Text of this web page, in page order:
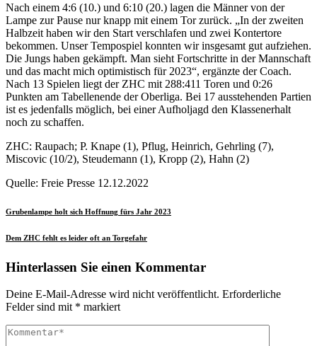
Nach einem 4:6 (10.) und 6:10 (20.) lagen die Männer von der
Lampe zur Pause nur knapp mit einem Tor zurück. „In der zweiten
Halbzeit haben wir den Start verschlafen und zwei Kontertore
bekommen. Unser Tempospiel konnten wir insgesamt gut aufziehen.
Die Jungs haben gekämpft. Man sieht Fortschritte in der Mannschaft
und das macht mich optimistisch für 2023“, ergänzte der Coach.
Nach 13 Spielen liegt der ZHC mit 288:411 Toren und 0:26
Punkten am Tabellenende der Oberliga. Bei 17 ausstehenden Partien
ist es jedenfalls möglich, bei einer Aufholjagd den Klassenerhalt
noch zu schaffen.
ZHC: Raupach; P. Knape (1), Pflug, Heinrich, Gehrling (7),
Miscovic (10/2), Steudemann (1), Kropp (2), Hahn (2)
Quelle: Freie Presse 12.12.2022
Grubenlampe holt sich Hoffnung fürs Jahr 2023
Dem ZHC fehlt es leider oft an Torgefahr
Hinterlassen Sie einen Kommentar
Deine E-Mail-Adresse wird nicht veröffentlicht. Erforderliche
Felder sind mit * markiert